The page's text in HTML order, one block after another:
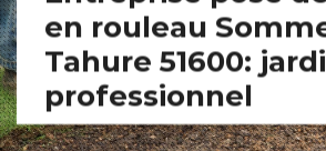
en rouleau
Tahure 51600:
professionnel